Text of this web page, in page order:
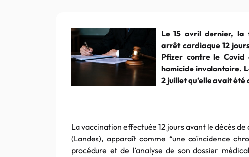
Le 15 avril dernier, la
arrêt cardiaque 12
Pfizer contre le
homicide involontaire.
2 juillet qu’elle avait été
La vaccination effectuée 12 jours avant le décès
(Landes), apparaît comme “une coïncidence
procédure et de l’analyse de son dossier